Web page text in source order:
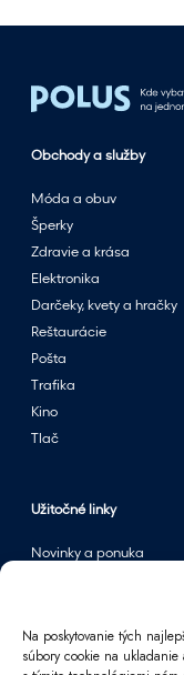
Na poskytovanie tých
súbory cookie na
e
t
ý
m
v
ý
p
r
e
d
a
j
o
p
r
m
Obchody a služby
Móda a obuv
Šperky
Zdravie a krása
Elektronika
Darčeky, kvety a hračky
Reštaurácie
Pošta
Trafika
Kino
Tlač
Užitočné linky
Novinky a ponuka